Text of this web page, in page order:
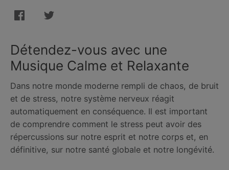
Détendez-vous avec une
Musique Calme et Relaxante
Dans notre monde moderne rempli de chaos, de bruit
et de stress, notre système nerveux réagit
automatiquement en conséquence. Il est important
de comprendre comment le stress peut avoir des
répercussions sur notre esprit et notre corps et, en
définitive, sur notre santé globale et notre longévité.